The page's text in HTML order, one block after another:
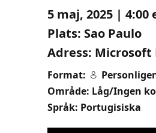
5 maj, 2025 |
Plats: Sao Paulo
Adress: Microsoft
Format:
Område: Låg/Ingen
Språk: Portugisiska